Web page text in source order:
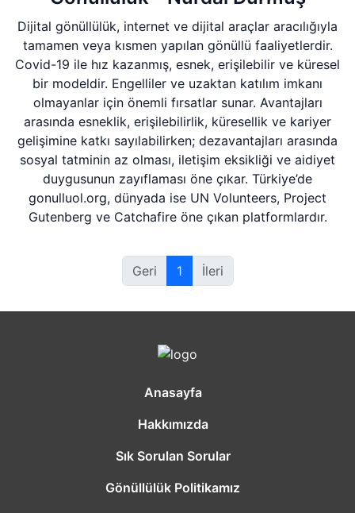
Dijital gönüllülük, internet ve dijital araçlar aracılığıyla
tamamen veya kısmen yapılan gönüllü faaliyetlerdir.
Covid-19 ile hız kazanmış, esnek, erişilebilir ve küresel
bir modeldir. Engelliler ve uzaktan katılım imkanı
olmayanlar için önemli fırsatlar sunar. Avantajları
arasında esneklik, erişilebilirlik, küresellik ve kariyer
gelişimine katkı sayılabilirken; dezavantajları arasında
sosyal tatminin az olması, iletişim eksikliği ve aidiyet
duygusunun zayıflaması öne çıkar. Türkiye’de
gonulluol.org, dünyada ise UN Volunteers, Project
Gutenberg ve Catchafire öne çıkan platformlardır.
Geri 1 İleri
Anasayfa
Hakkımızda
Sık Sorulan Sorular
Gönüllülük Politikamız